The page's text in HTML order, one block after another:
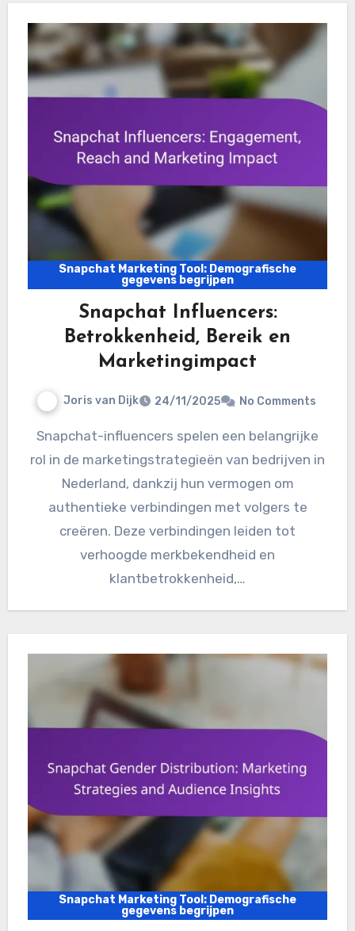
Snapchat Marketing Tool: Demografische
gegevens begrijpen
Snapchat Influencers:
Betrokkenheid, Bereik en
Marketingimpact
Joris van Dijk 24/11/2025 No Comments
Snapchat-influencers spelen een belangrijke
rol in de marketingstrategieën van bedrijven in
Nederland, dankzij hun vermogen om
authentieke verbindingen met volgers te
creëren. Deze verbindingen leiden tot
verhoogde merkbekendheid en
klantbetrokkenheid,…
Snapchat Marketing Tool: Demografische
gegevens begrijpen